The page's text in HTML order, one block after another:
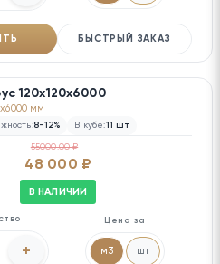
БЫСТРЫЙ ЗАКАЗ
120х120х6000
мм
8-12% В кубе:11 шт
55000.00 ₽
48 000 ₽
В НАЛИЧИИ
+
Цена за
м3 шт